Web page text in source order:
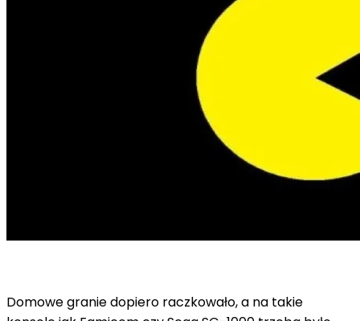
Domowe granie dopiero raczkowało, a na takie